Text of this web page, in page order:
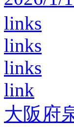
links
links
links
link
大阪府